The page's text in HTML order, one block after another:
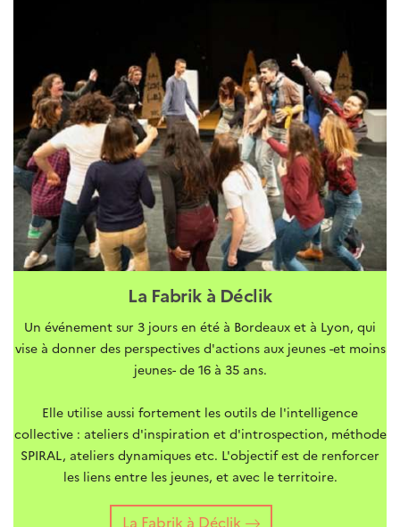
La Fabrik à Déclik
Un événement sur 3 jours en été à Bordeaux et à Lyon, qui
vise à donner des perspectives d'actions aux jeunes -et moins
jeunes- de 16 à 35 ans.
Elle utilise aussi fortement les outils de l'intelligence
collective : ateliers d'inspiration et d'introspection, méthode
SPIRAL, ateliers dynamiques etc. L'objectif est de renforcer
les liens entre les jeunes, et avec le territoire.
La Fabrik à Déclik